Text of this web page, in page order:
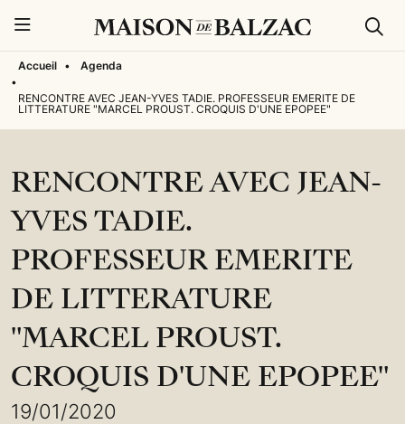
Accueil •
Agenda
•
RENCONTRE AVEC JEAN-YVES TADIE. PROFESSEUR EMERITE DE
LITTERATURE "MARCEL PROUST. CROQUIS D'UNE EPOPEE"
RENCONTRE AVEC JEAN-
YVES TADIE.
PROFESSEUR EMERITE
DE LITTERATURE
"MARCEL PROUST.
CROQUIS D'UNE EPOPEE"
19/01/2020